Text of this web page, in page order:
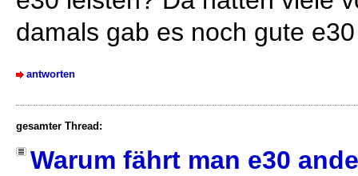
damals gab es noch gute
antworten
gesamter Thread:
Warum fährt man e30